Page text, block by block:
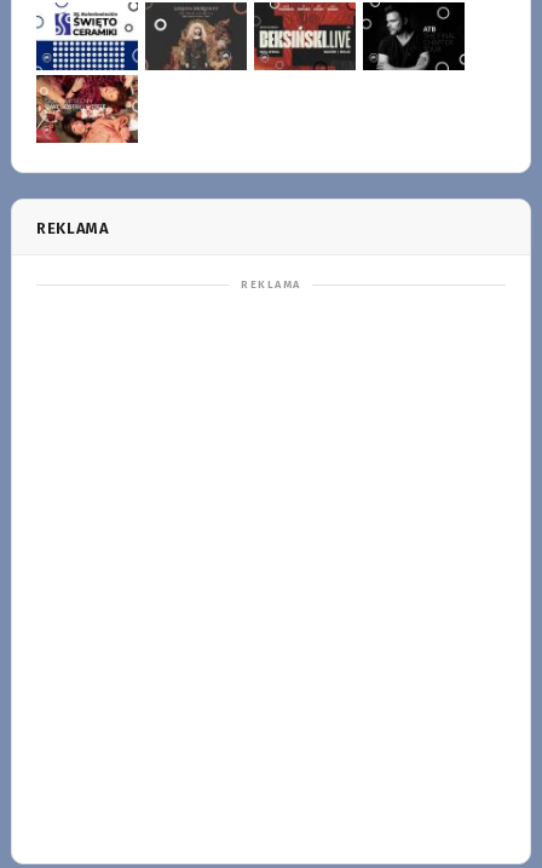
REKLAMA